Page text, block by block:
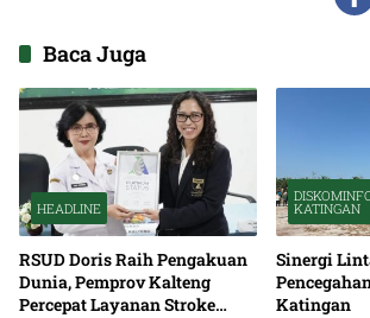
Baca Juga
HEADLINE
RSUD Doris Raih Pengakuan
Dunia, Pemprov Kalteng
Percepat Layanan Stroke
KATINGAN
Sinergi
Katingan